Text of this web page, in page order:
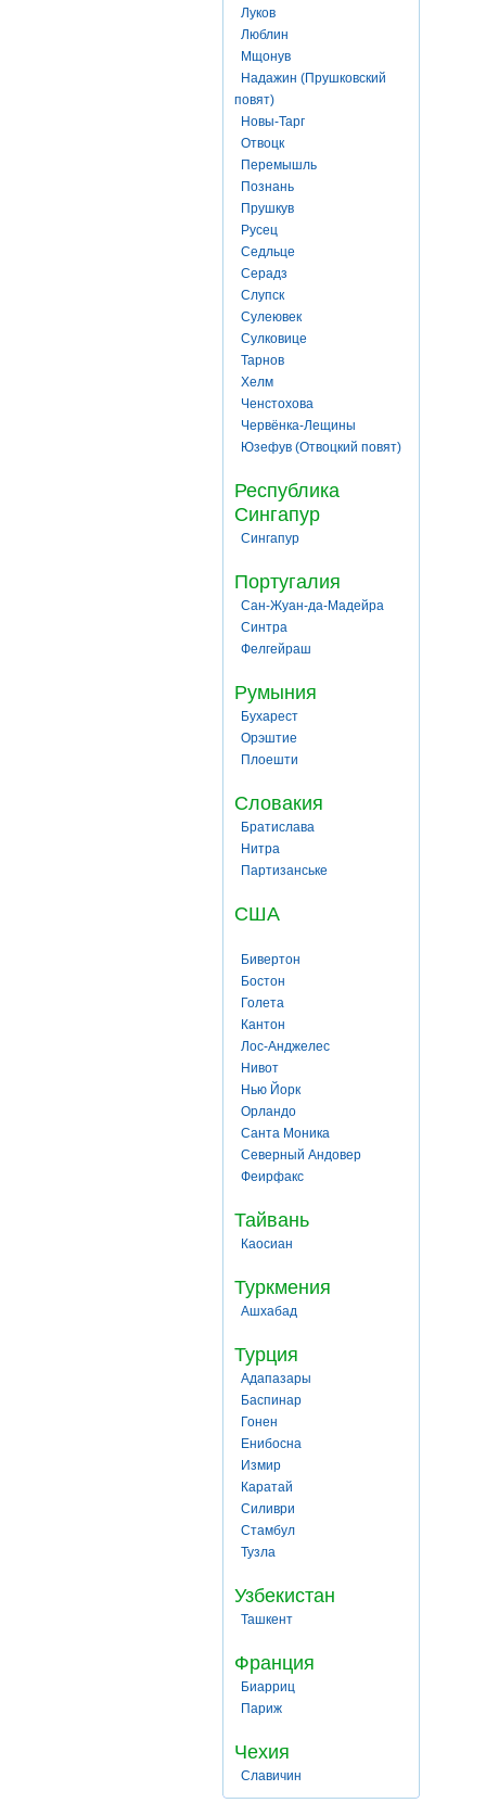
Луков
Люблин
Мщонув
Надажин (Прушковский
повят)
Новы-Тарг
Отвоцк
Перемышль
Познань
Прушкув
Русец
Седльце
Серадз
Слупск
Сулеювек
Сулковице
Тарнов
Хелм
Ченстохова
Червёнка-Лещины
Юзефув (Отвоцкий повят)
Республика
Сингапур
Сингапур
Португалия
Сан-Жуан-да-Мадейра
Синтра
Фелгейраш
Румыния
Бухарест
Орэштие
Плоешти
Словакия
Братислава
Нитра
Партизанське
США
Бивертон
Бостон
Голета
Кантон
Лос-Анджелес
Нивот
Нью Йорк
Орландо
Санта Моника
Северный Андовер
Феирфакс
Тайвань
Каосиан
Туркмения
Ашхабад
Турция
Адапазары
Баспинар
Гонен
Енибосна
Измир
Каратай
Силиври
Стамбул
Тузла
Узбекистан
Ташкент
Франция
Биарриц
Париж
Чехия
Славичин